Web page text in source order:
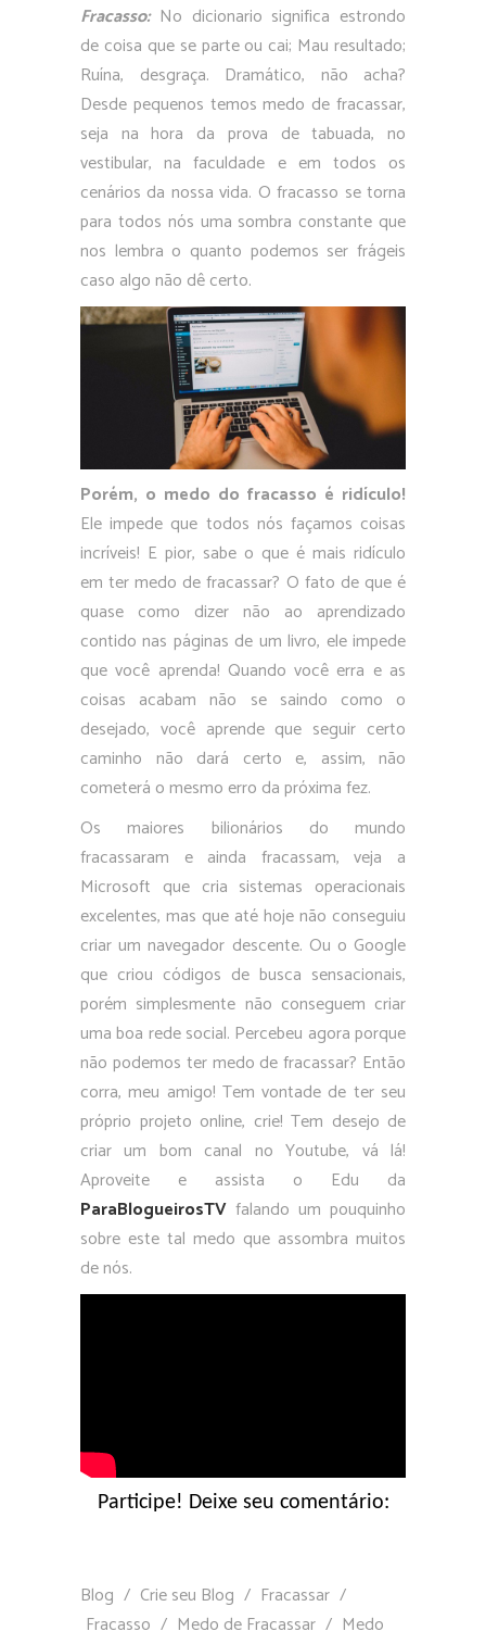
Fracasso:No dicionario significa estrondo
de coisa que se parte ou cai; Mau resultado;
Ruína, desgraça. Dramático, não acha?
Desde pequenos temos medo de fracassar,
seja na hora da prova de tabuada, no
vestibular, na faculdade e em todos os
cenários da nossa vida. O fracasso se torna
para todos nós uma sombra constante que
nos lembra o quanto podemos ser frágeis
caso algo não dê certo.
Porém, o medo do fracasso é ridículo!
Ele impede que todos nós façamos coisas
incríveis! E pior, sabe o que é mais ridículo
em ter medo de fracassar? O fato de que é
quase como dizer não ao aprendizado
contido nas páginas de um livro, ele impede
que você aprenda! Quando você erra e as
coisas acabam não se saindo como o
desejado, você aprende que seguir certo
caminho não dará certo e, assim, não
cometerá o mesmo erro da próxima fez.
Os maiores bilionários do mundo
fracassaram e ainda fracassam, veja a
Microsoft que cria sistemas operacionais
excelentes, mas que até hoje não conseguiu
criar um navegador descente. Ou o Google
que criou códigos de busca sensacionais,
porém simplesmente não conseguem criar
uma boa rede social. Percebeu agora porque
não podemos ter medo de fracassar? Então
corra, meu amigo! Tem vontade de ter seu
próprio projeto online, crie! Tem desejo de
criar um bom canal no Youtube, vá lá!
Aproveite e assista o Edu da
ParaBlogueirosTV falando um pouquinho
sobre este tal medo que assombra muitos
de nós.
Participe! Deixe seu comentário:
Blog / Crie seu Blog / Fracassar /
Fracasso / Medo de Fracassar / Medo